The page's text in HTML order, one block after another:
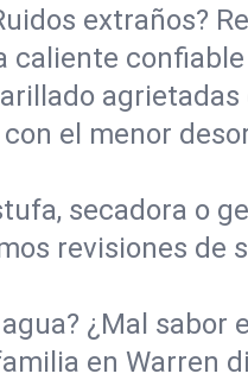
extraños?
caliente
el menor
secadora o
revisiones
¿Mal
en Warren